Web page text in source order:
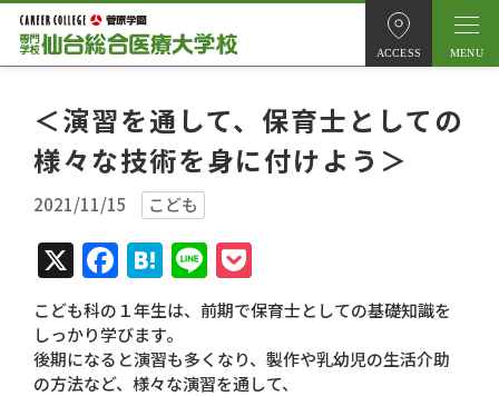
ACCESS
＜演習を通して、保育士としての
様々な技術を身に付けよう＞
2021/11/15 こども
X Facebook
Hatena
Line
こども科の１年生は、前期で保育士としての基礎知識を
しっかり学びます。
後期になると演習も多くなり、製作や乳幼児の生活介助
の方法など、様々な演習を通して、